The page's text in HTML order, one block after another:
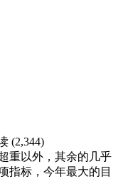
(2,344)
重以外，其余的几乎
指标，今年最大的目